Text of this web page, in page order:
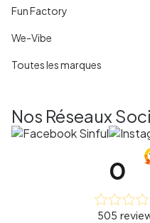
Fun Factory
We-Vibe
Toutes les marques
Nos Réseaux